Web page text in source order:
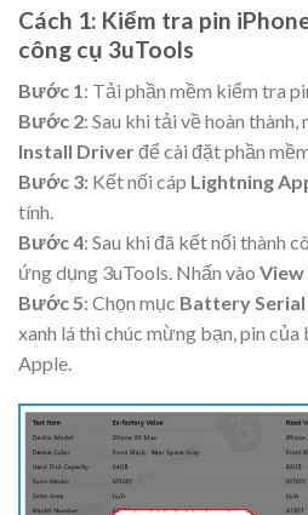
Cách 1: Kiểm tra pin
công cụ 3uTools
Bước 1: Tải phần mềm kiểm tra
Bước 2: Sau khi tải về hoàn thành,
Install Driverđể cài đặt phần
Bước 3: Kết nối cáp Lightning
tính.
Bước 4: Sau khi đã kết nối thành
ứng dụng 3uTools. Nhấn vào
Bước 5: Chọn mục Battery Serial
xanh lá thì chúc mừng bạn, pin của
Apple.